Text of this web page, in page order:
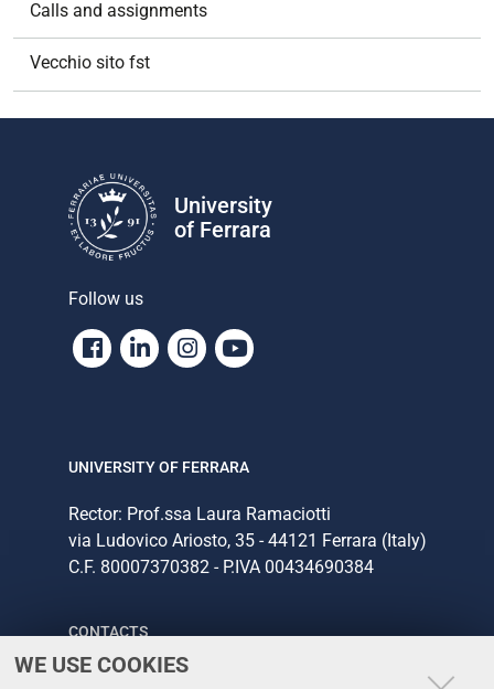
WE USE COOKIES
Calls and assignments
Vecchio sito fst
University
of Ferrara
Follow us
Facebook
LinkedinInstagram
Youtube
UNIVERSITY OF FERRARA
Rector: Prof.ssa Laura Ramaciotti
via Ludovico Ariosto, 35 - 44121 Ferrara (Italy)
C.F. 80007370382 - P.IVA 00434690384
CONTACTS
Tel. +39 0532 293111